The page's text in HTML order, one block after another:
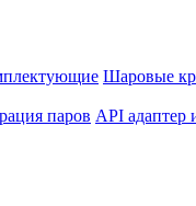
Шаровые
паров API адаптер